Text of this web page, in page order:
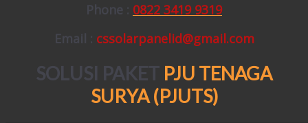
Phone : 0822 3419 9319
Email : cssolarpanelid@gmail.com
SOLUSI PAKET PJU TENAGA
SURYA (PJUTS)